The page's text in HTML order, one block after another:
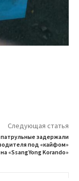
Следующая статья
задержали
под «кайфом»
на «SsangYong Korando»